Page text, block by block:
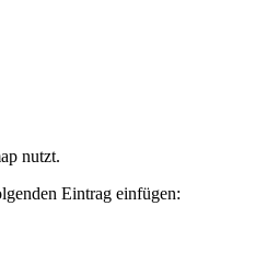
nutzt.
Eintrag einfügen: